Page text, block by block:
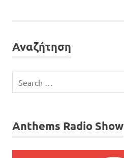
Αναζήτηση
Anthems Radio Show